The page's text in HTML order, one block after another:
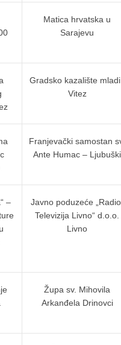
Matica hrvatska u
Sarajevu
Gradsko kazalište
Vitez
Franjevački samostan
Ante Humac – Ljubuški
–
Javno poduzeće
Televizija Livno“ d.o.o.
Livno
Župa sv. Mihovila
Arkanđela Drinovci